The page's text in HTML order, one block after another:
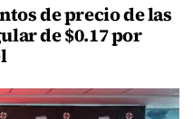
de precio de las
de $0.17 por